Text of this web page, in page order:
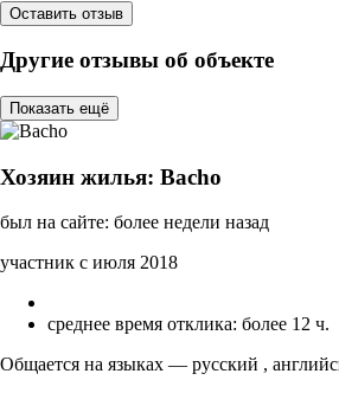
Оставить отзыв
Другие отзывы об объекте
Показать ещё
Хозяин жилья: Bacho
был на сайте: более недели назад
участник с июля 2018
среднее время отклика: более 12 ч.
Общается на языках — русский ,